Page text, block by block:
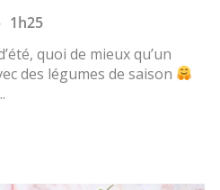
1h25
quoi de mieux qu’un
des légumes de saison